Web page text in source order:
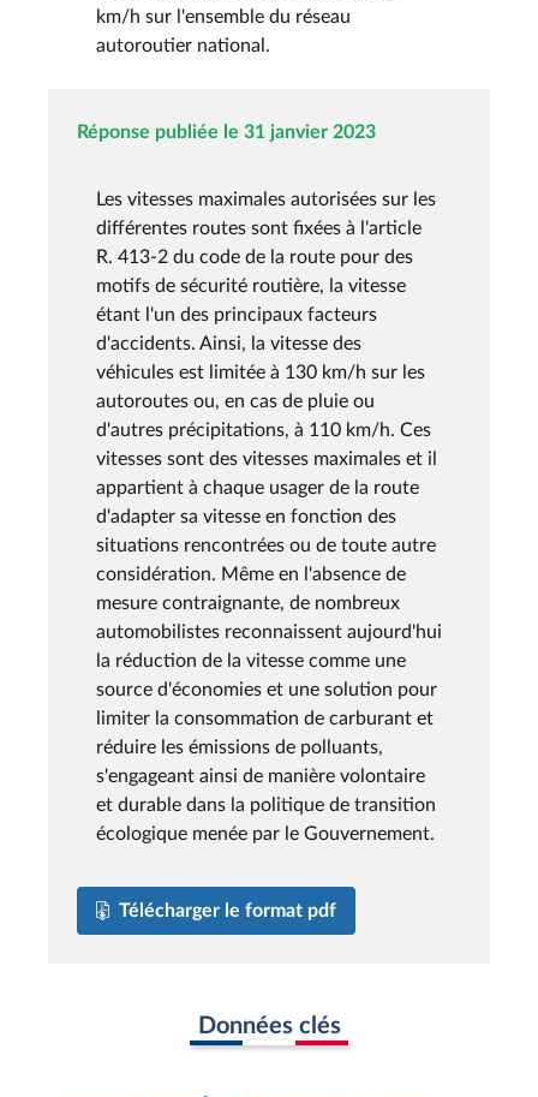
km/h sur l'ensemble du réseau
autoroutier national.
Réponse publiée le 31 janvier 2023
Les vitesses maximales autorisées sur les
différentes routes sont fixées à l'article
R. 413-2 du code de la route pour des
motifs de sécurité routière, la vitesse
étant l'un des principaux facteurs
d'accidents. Ainsi, la vitesse des
véhicules est limitée à 130 km/h sur les
autoroutes ou, en cas de pluie ou
d'autres précipitations, à 110 km/h. Ces
vitesses sont des vitesses maximales et il
appartient à chaque usager de la route
d'adapter sa vitesse en fonction des
situations rencontrées ou de toute autre
considération. Même en l'absence de
mesure contraignante, de nombreux
automobilistes reconnaissent aujourd'hui
la réduction de la vitesse comme une
source d'économies et une solution pour
limiter la consommation de carburant et
réduire les émissions de polluants,
s'engageant ainsi de manière volontaire
et durable dans la politique de transition
écologique menée par le Gouvernement.
Télécharger le format pdf
Données clés